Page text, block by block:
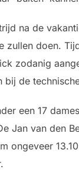
na de
zullen doen.
zodanig
bij de
een 17
Jan van den
ongeveer